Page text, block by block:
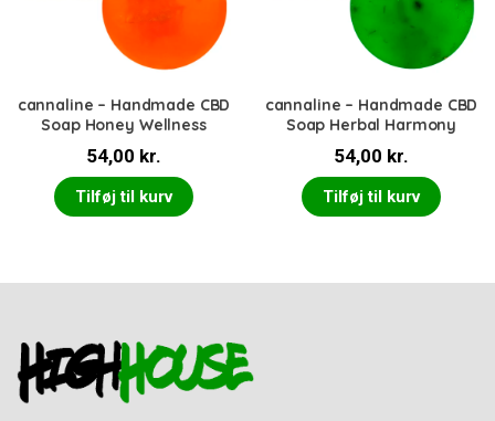
cannaline – Handmade CBD
Soap Honey Wellness
54,00 kr.
Tilføj til kurv
cannaline – Handmade CBD
Soap Herbal Harmony
54,00 kr.
Tilføj til kurv